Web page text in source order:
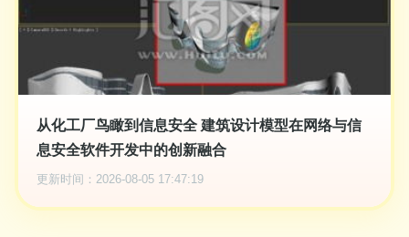
从化工厂鸟瞰到信息安全 建筑设计模型在网络与信
息安全软件开发中的创新融合
更新时间：2026-08-05 17:47:19